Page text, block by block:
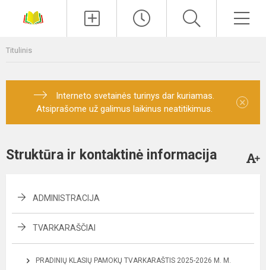
Titulinis
Interneto svetainės turinys dar kuriamas.
Atsiprašome už galimus laikinus neatitikimus.
×
Struktūra ir kontaktinė informacija
ADMINISTRACIJA
TVARKARAŠČIAI
PRADINIŲ KLASIŲ PAMOKŲ TVARKARAŠTIS 2025-2026 M. M.